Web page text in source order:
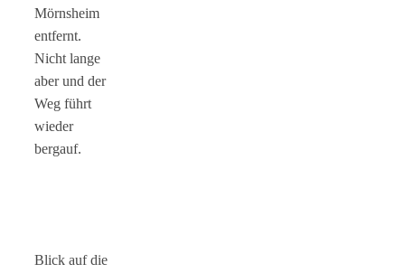
Mörnsheim
entfernt.
Nicht lange
aber und der
Weg führt
wieder
bergauf.
Blick auf die